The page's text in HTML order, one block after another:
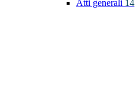
Atti generali 14